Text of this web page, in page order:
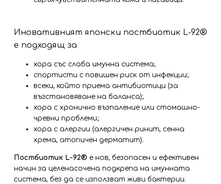
Иновативният японски постбиотик L-92®
е подходящ за
хора със слаба имунна система;
спортисти с повишен риск от инфекции;
всеки, който приема антибиотици (за
възстановяване на баланса);
хора с хронично възпаление или стомашно-
чревни проблеми;
хора с алергии (алергичен ринит, сенна
хрема, атопичен дерматит).
Постбиотик L-92® е нов, безопасен и ефективен
начин за целенасочена подкрепа на имунната
система, без да се използват живи бактерии.